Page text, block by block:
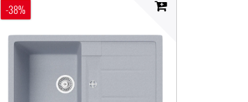
-38%